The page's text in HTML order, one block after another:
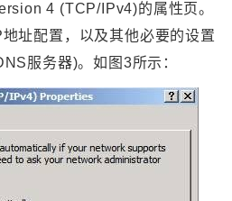
4 (TCP/IPv4)的属性页。
址配置，以及其他必要的设置
服务器)。如图3所示：